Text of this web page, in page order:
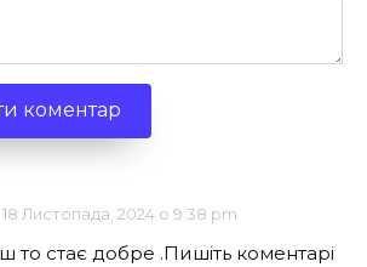
18 Листопада, 2024 о 9:38 pm
то стає добре .Пишіть коментарі